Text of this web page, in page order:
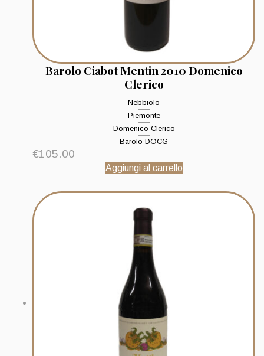
Barolo Ciabot Mentin 2010 Domenico
Clerico
Nebbiolo
Piemonte
Domenico Clerico
Barolo DOCG
€105.00
Aggiungi al carrello